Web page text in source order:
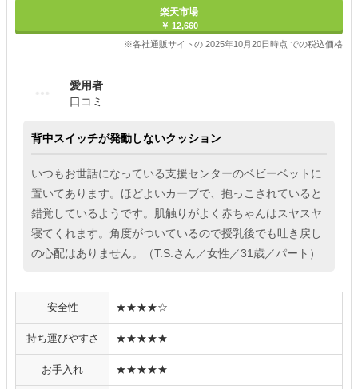
楽天市場
￥ 12,660
※各社通販サイトの 2025年10月20日時点 での税込価格
愛用者
口コミ
背中スイッチが発動しないクッション
いつもお世話になっている支援センターのベビーベットに
置いてあります。ほどよいカーブで、抱っこされていると
錯覚しているようです。肌触りがよく赤ちゃんはスヤスヤ
寝てくれます。角度がついているので授乳後でも吐き戻し
の心配はありません。（T.S.さん／女性／31歳／パート）
安全性 ★★★★☆
持ち運びやすさ ★★★★★
お手入れ ★★★★★